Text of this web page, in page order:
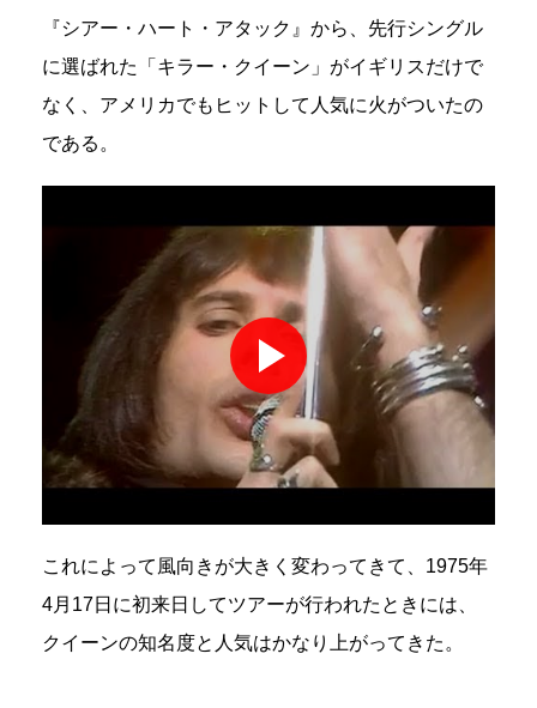
『シアー・ハート・アタック』から、先行シングル
に選ばれた「キラー・クイーン」がイギリスだけで
なく、アメリカでもヒットして人気に火がついたの
である。
これによって風向きが大きく変わってきて、1975年
4月17日に初来日してツアーが行われたときには、
クイーンの知名度と人気はかなり上がってきた。